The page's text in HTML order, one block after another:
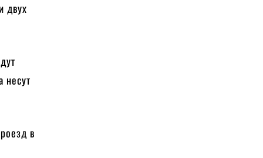
двух
несут
в